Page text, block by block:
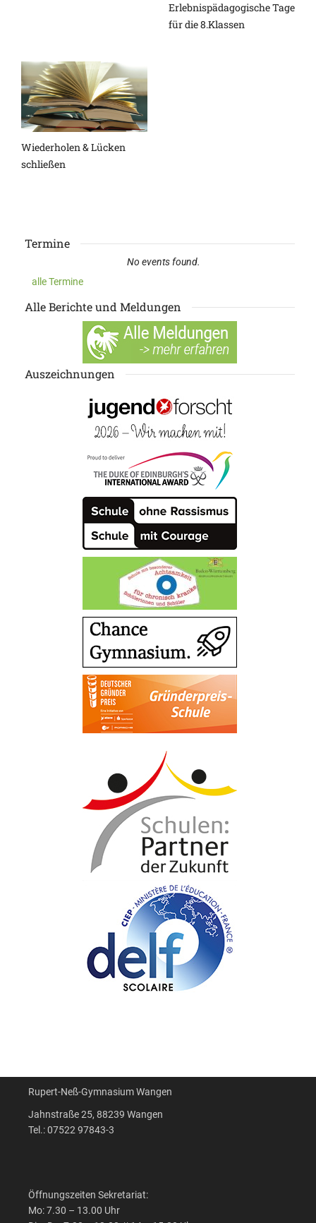
Erlebnispädagogische Tage
für die 8.Klassen
Wiederholen & Lücken
schließen
Termine
No events found.
alle Termine
Alle Berichte und Meldungen
Auszeichnungen
Rupert-Neß-Gymnasium Wangen
Jahnstraße 25, 88239 Wangen
Tel.: 07522 97843-3
Öffnungszeiten Sekretariat:
Mo: 7.30 – 13.00 Uhr